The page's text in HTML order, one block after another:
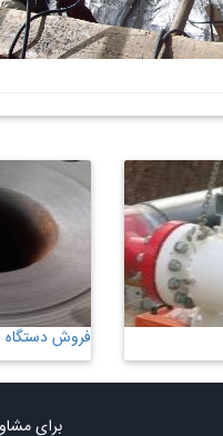
فروش دستگاه
برای